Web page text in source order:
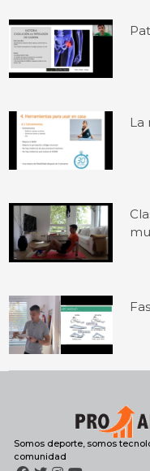
La
Somos deporte, somos
comunidad